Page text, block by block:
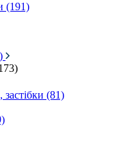
(191)
(81)